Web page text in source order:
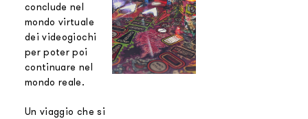
conclude nel
mondo virtuale
dei videogiochi
per poter poi
continuare nel
mondo reale.
Un viaggio che si